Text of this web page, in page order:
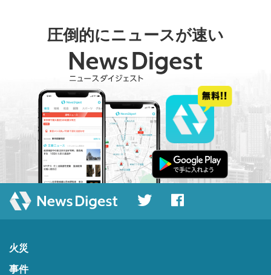
圧倒的にニュースが速い
火災
事件